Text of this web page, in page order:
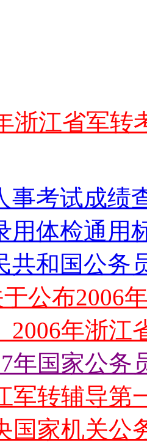
浙江省军转
事考试成绩
用体检通用
共和国公务
公布2006
2006年浙
年国家公务
军转辅导第
国家机关公